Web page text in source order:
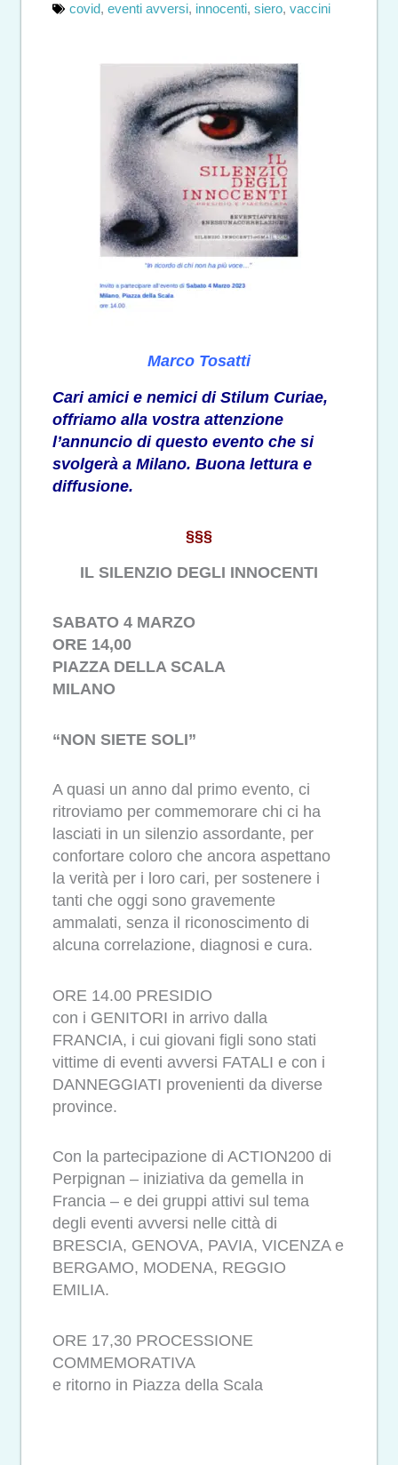
covid, eventi avversi, innocenti, siero, vaccini
Marco Tosatti
Cari amici e nemici di Stilum Curiae,
offriamo alla vostra attenzione
l’annuncio di questo evento che si
svolgerà a Milano. Buona lettura e
diffusione.
§§§
IL SILENZIO DEGLI INNOCENTI
SABATO 4 MARZO
ORE 14,00
PIAZZA DELLA SCALA
MILANO
“NON SIETE SOLI”
A quasi un anno dal primo evento, ci
ritroviamo per commemorare chi ci ha
lasciati in un silenzio assordante, per
confortare coloro che ancora aspettano
la verità per i loro cari, per sostenere i
tanti che oggi sono gravemente
ammalati, senza il riconoscimento di
alcuna correlazione, diagnosi e cura.
ORE 14.00 PRESIDIO
con i GENITORI in arrivo dalla
FRANCIA, i cui giovani figli sono stati
vittime di eventi avversi FATALI e con i
DANNEGGIATI provenienti da diverse
province.
Con la partecipazione di ACTION200 di
Perpignan – iniziativa da gemella in
Francia – e dei gruppi attivi sul tema
degli eventi avversi nelle città di
BRESCIA, GENOVA, PAVIA, VICENZA e
BERGAMO, MODENA, REGGIO
EMILIA.
ORE 17,30 PROCESSIONE
COMMEMORATIVA
e ritorno in Piazza della Scala